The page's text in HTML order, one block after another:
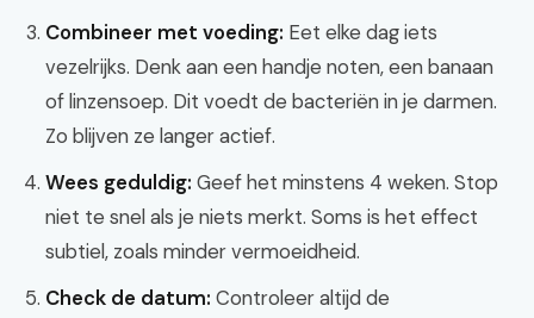
Combineer met voeding: Eet elke dag iets
vezelrijks. Denk aan een handje noten, een banaan
of linzensoep. Dit voedt de bacteriën in je darmen.
Zo blijven ze langer actief.
Wees geduldig: Geef het minstens 4 weken. Stop
niet te snel als je niets merkt. Soms is het effect
subtiel, zoals minder vermoeidheid.
Check de datum: Controleer altijd de